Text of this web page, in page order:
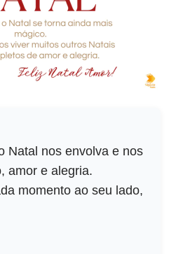
Natal nos envolva e nos
amor e alegria.
momento ao seu lado,